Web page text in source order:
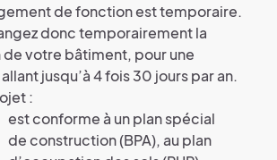
de fonction est temporaire.
donc temporairement la
votre bâtiment, pour une
jusqu’à 4 fois 30 jours par an.
:
est conforme à un plan spécial
de construction (BPA), au plan